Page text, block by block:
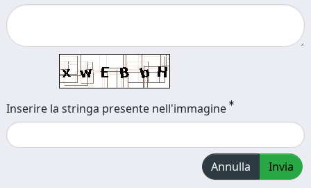
Inserire la stringa presente nell'immagine
Annulla Invia